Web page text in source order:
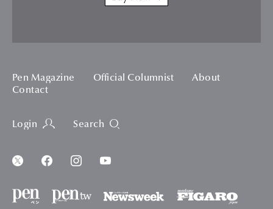
Pen Magazine Official Columnist
About
Contact
Login Search